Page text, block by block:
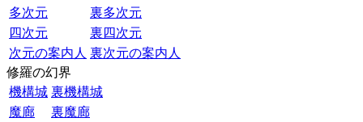
多次元
裏多次元
四次元
裏四次元
次元の案内人 裏次元の案内人
修羅の幻界
機構城 裏機構城
魔廊
裏魔廊